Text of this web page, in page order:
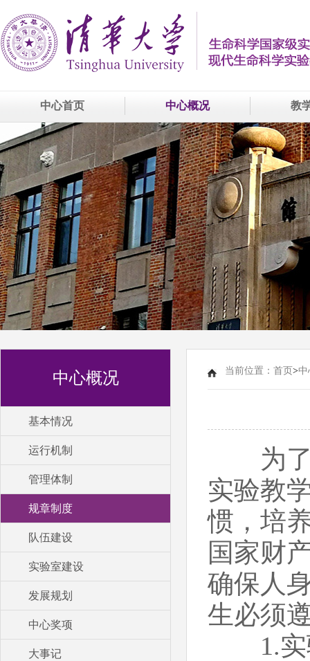
中心首页 中心概况 教
中心概况
基本情况
运行机制
管理体制
规章制度
队伍建设
实验室建设
发展规划
中心奖项
大事记
当前位置： 首页 >中
为了
实验教
惯，培
国家财
确保人
生必须
1.实验